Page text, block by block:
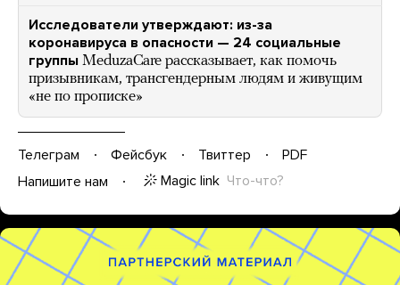
Исследователи утверждают: из-за
коронавируса в опасности — 24 социальные
группы MeduzaCare рассказывает, как помочь
призывникам, трансгендерным людям и живущим
«не по прописке»
Телеграм Фейсбук Твиттер
PDF
Напишите нам
Magic link Что-что?